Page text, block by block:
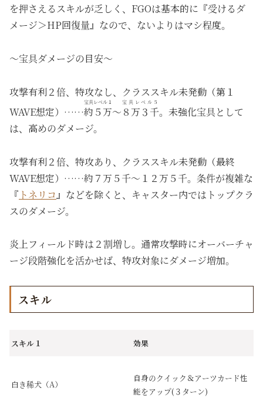
を押さえるスキルが乏しく、FGOは基本的に『受けるダ
メージ＞HP回復量』なので、ないよりはマシ程度。
～宝具ダメージの目安～
攻撃有利２倍、特攻なし、クラススキル未発動（第１
WAVE想定）……約５万
宝具レベル１
～ ８万３千
宝具レベル５
。未強化宝具として
は、高めのダメージ。
攻撃有利２倍、特攻あり、クラススキル未発動（最終
WAVE想定）……約７万５千～１２万５千。条件が複雑な
『 トネリコ』などを除くと、キャスター内ではトップクラ
スのダメージ。
炎上フィールド時は２割増し。通常攻撃時にオーバーチャ
ージ段階強化を活かせば、特攻対象にダメージ増加。
スキル
スキル１ 効果
白き稀犬（A）
自身のクイック＆アーツカード性
能をアップ(３ターン)